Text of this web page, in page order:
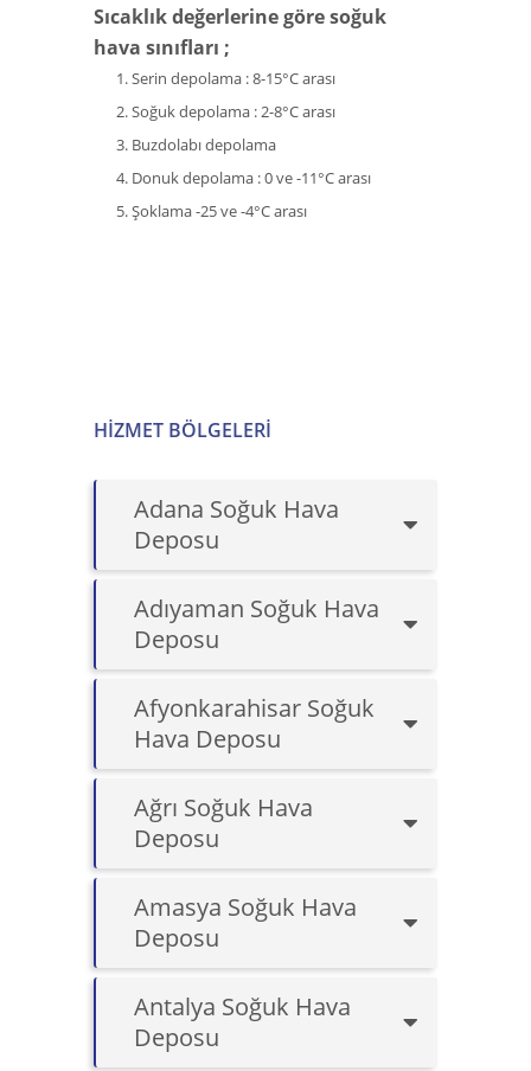
HIZMET BÖLGELERI
Adana Soğuk Hava
Deposu
Adıyaman Soğuk Hava
Deposu
Afyonkarahisar Soğuk
Hava Deposu
Ağrı Soğuk Hava
Deposu
Amasya Soğuk Hava
Deposu
Antalya Soğuk Hava
Deposu
Sıcaklık değerlerine göre soğuk
hava sınıfları ;
Serin depolama : 8-15°C arası
Soğuk depolama : 2-8°C arası
Buzdolabı depolama
Donuk depolama : 0 ve -11°C arası
Şoklama -25 ve -4°C arası